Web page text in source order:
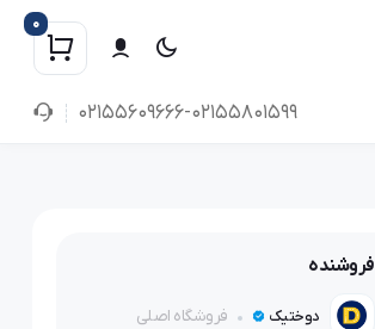
0
02155609666-02155801599
فروشنده
دوختیک فروشگاه اصلی